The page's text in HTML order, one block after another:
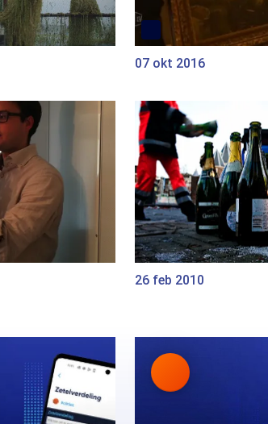
07 okt 2016
26 feb 2010